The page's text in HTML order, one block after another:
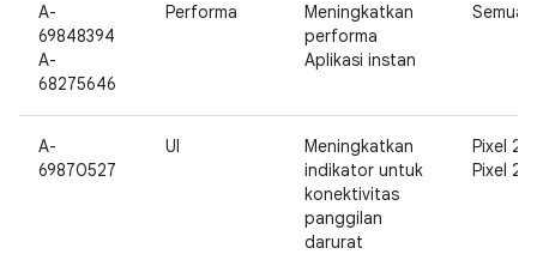
A-
69848394
A-
68275646
Performa
Meningkatkan
performa
Aplikasi instan
Semua
A-
69870527
UI
Meningkatkan
indikator untuk
konektivitas
panggilan
darurat
Pixel 2,
Pixel 2